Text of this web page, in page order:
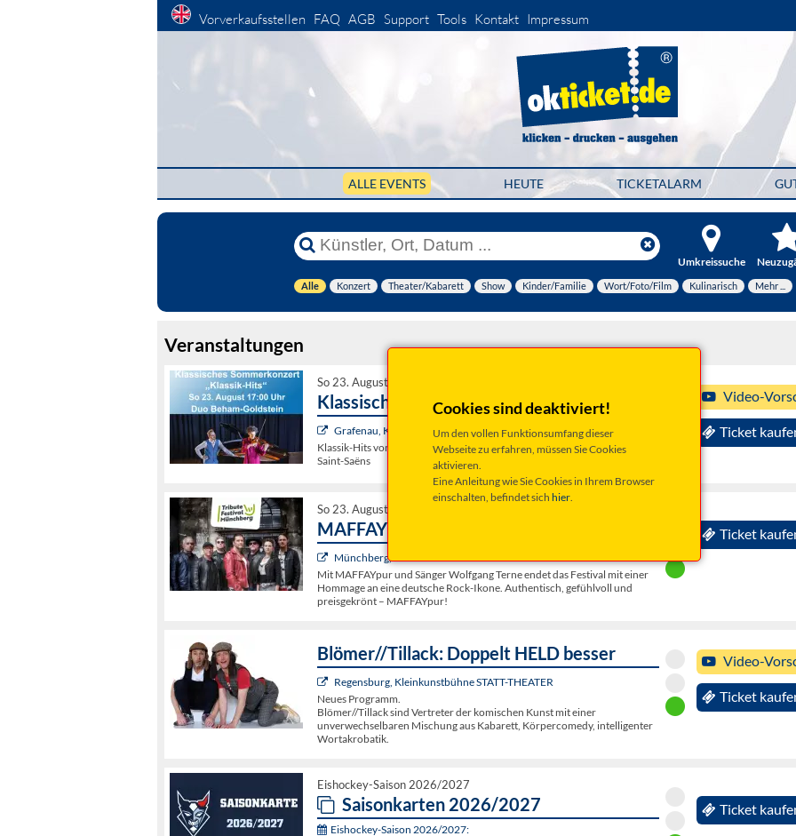
Vorverkaufsstellen FAQ AGB Support Tools Kontakt Impressum
ALLE EVENTS HEUTE TICKETALARM
Umkreissuche
Alle Konzert Theater/Kabarett Show Kinder/Familie Wort/Foto/Film Kulinarisch Mehr ...
Cookies sind deaktiviert!
Um den vollen Funktionsumfang dieser
Webseite zu erfahren, müssen Sie Cookies
aktivieren.
Eine Anleitung wie Sie Cookies in Ihrem Browser
einschalten, befindet sich hier.
Veranstaltungen
So 23. August 2026 17:00 Uhr
Klassisches Sommerkonzert - Klassik Hits
Grafenau, Kulturpavillon
Klassik-Hits von Brahms, Bach, Mozart, Sarasate, Dinicu, Vanhal und
Saint-Saëns
Video-
Ticket
So 23. August 2026 20:00 Uhr
MAFFAYpur - Tribute to Peter Maffay
Münchberg, Schützenhaus
Mit MAFFAYpur und Sänger Wolfgang Terne endet das Festival mit einer
Hommage an eine deutsche Rock-Ikone. Authentisch, gefühlvoll und
preisgekrönt – MAFFAYpur!
Ticket
Blömer//Tillack: Doppelt HELD besser
Regensburg, Kleinkunstbühne STATT-THEATER
Neues Programm.
Blömer//Tillack sind Vertreter der komischen Kunst mit einer
unverwechselbaren Mischung aus Kabarett, Körpercomedy, intelligenter
Wortakrobatik.
Video-
Ticket
Eishockey-Saison 2026/2027
Saisonkarten 2026/2027
Eishockey-Saison 2026/2027:
Ticket